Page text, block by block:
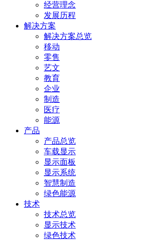
经营理念
发展历程
解决方案
解决方案总览
移动
零售
艺文
教育
企业
制造
医疗
能源
产品
产品总览
车载显示
显示面板
显示系统
智慧制造
绿色能源
技术
技术总览
显示技术
绿色技术